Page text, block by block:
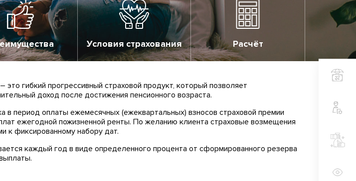
Условия страхования Расчёт
– это гибкий прогрессивный страховой продукт, который позволяет
доход после достижения пенсионного возраста.
в период оплаты ежемесячных (ежеквартальных) взносов страховой премии
ежегодной пожизненной ренты. По желанию клиента страховые возмещения
к фиксированному набору дат.
каждый год в виде определенного процента от сформированного резерва